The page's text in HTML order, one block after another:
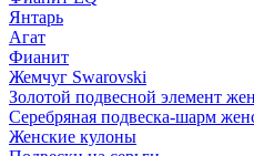
Янтарь
Агат
Фианит
Жемчуг Swarovski
Золотой подвесной элемент
Серебряная подвеска-шарм
Женские кулоны